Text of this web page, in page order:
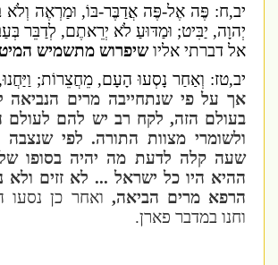
יב,ח: פֶּה אֶל-פֶּה אֲדַבֶּר-בּוֹ, וּמַרְאֶה וְלֹא
יְהוָה, יַבִּיט; וּמַדּוּעַ לֹא יְרֵאתֶם, לְדַבֵּר
אל דברתי אליושיפרוש מתשמיש
יב,טז: וְאַחַר נָסְעוּ הָעָם, מֵחֲצֵרוֹת; וַיַּחֲנוּ,
אך על פי שנתחייבה מרים הנביאה
בעולם הזה, לקח רב יש להם לעולם
ולשומרי מצוות התורה. לפי שנצבה
שעה קלה לדעת מה יהיה בסופו של
ההיא היו כל ישראל ... לא זזים ולא
הרפא מרים הביאה,ואחר כן נסעו
וחנו במדבר פארן.